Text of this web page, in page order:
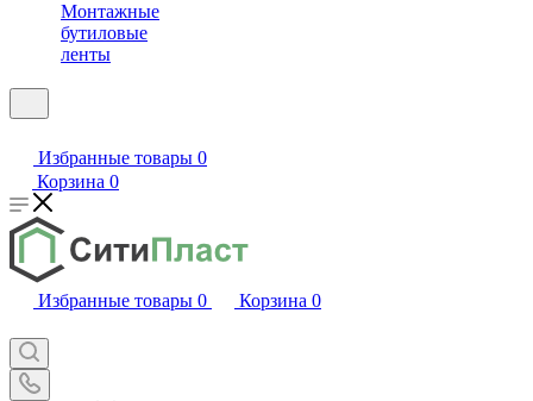
Монтажные
бутиловые
ленты
Избранные товары 0
Корзина 0
Избранные товары 0 Корзина 0